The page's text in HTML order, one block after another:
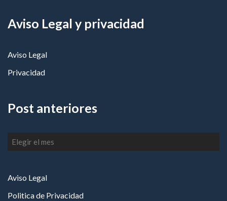
Aviso Legal y privacidad
Aviso Legal
Privacidad
Post anteriores
Post
anteriores
Aviso Legal
Politica de Privacidad